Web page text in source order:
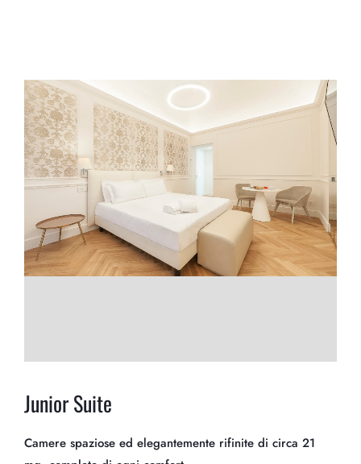
Junior Suite
Camere spaziose ed elegantemente rifinite di circa 21